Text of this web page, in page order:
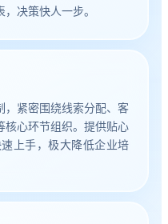
决策快人一步。
，紧密围绕线索分配、客
核心环节组织。提供贴心
上手，极大降低企业培